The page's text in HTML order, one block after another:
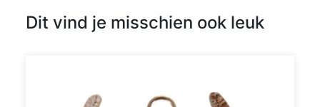
Dit vind je misschien ook leuk